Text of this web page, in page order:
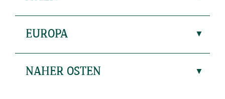
EUROPA
NAHER OSTEN